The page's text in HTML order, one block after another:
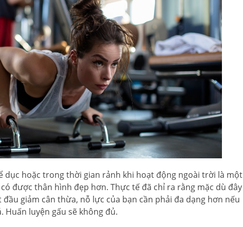
hoặc trong thời gian rảnh khi hoạt động ngoài trời là một
được thân hình đẹp hơn. Thực tế đã chỉ ra rằng mặc dù đây
giảm cân thừa, nỗ lực của bạn cần phải đa dạng hơn nếu
luyện gấu sẽ không đủ.